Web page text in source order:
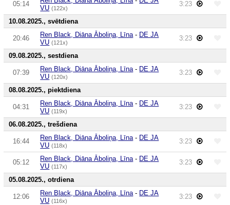
05:14
VU (122x)
3:23
10.08.2025., svētdiena
20:46 Ren Black, Diāna Āboliņa, Līna - DE JA
VU (121x)
3:23
09.08.2025., sestdiena
07:39 Ren Black, Diāna Āboliņa, Līna - DE JA
VU (120x)
3:23
08.08.2025., piektdiena
04:31 Ren Black, Diāna Āboliņa, Līna - DE JA
VU (119x)
3:23
06.08.2025., trešdiena
16:44 Ren Black, Diāna Āboliņa, Līna - DE JA
VU (118x)
3:23
05:12 Ren Black, Diāna Āboliņa, Līna - DE JA
VU (117x)
3:23
05.08.2025., otrdiena
12:06 Ren Black, Diāna Āboliņa, Līna - DE JA
VU (116x)
3:23